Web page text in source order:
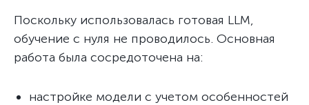
Поскольку использовалась готовая LLM,
обучение с нуля не проводилось. Основная
работа была сосредоточена на:
настройке модели с учетом особенностей